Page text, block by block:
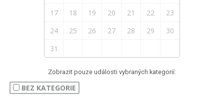
17
18 19 20 21 22
23
24
25 26 27 28 29
30
31
Zobrazit pouze události vybraných kategorií:
BEZ KATEGORIE